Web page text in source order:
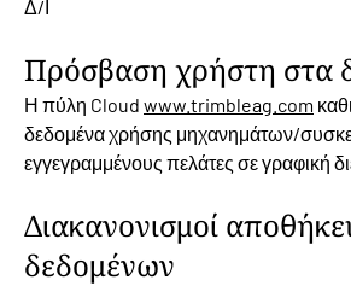
Δ/Ι
Πρόσβαση χρήστη στα
Η πύλη Cloud www.trimbleag.com
δεδομένα χρήσης μηχανημάτων/
εγγεγραμμένους πελάτες σε γραφική
Διακανονισμοί
δεδομένων